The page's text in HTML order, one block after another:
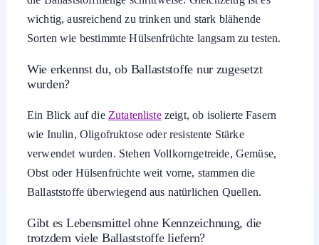
wichtig, ausreichend zu trinken und stark blähende
Sorten wie bestimmte Hülsenfrüchte langsam zu testen.
Wie erkennst du, ob Ballaststoffe nur zugesetzt
wurden?
Ein Blick auf die Zutatenlistezeigt, ob isolierte Fasern
wie Inulin, Oligofruktose oder resistente Stärke
verwendet wurden. Stehen Vollkorngetreide, Gemüse,
Obst oder Hülsenfrüchte weit vorne, stammen die
Ballaststoffe überwiegend aus natürlichen Quellen.
Gibt es Lebensmittel ohne Kennzeichnung, die
trotzdem viele Ballaststoffe liefern?